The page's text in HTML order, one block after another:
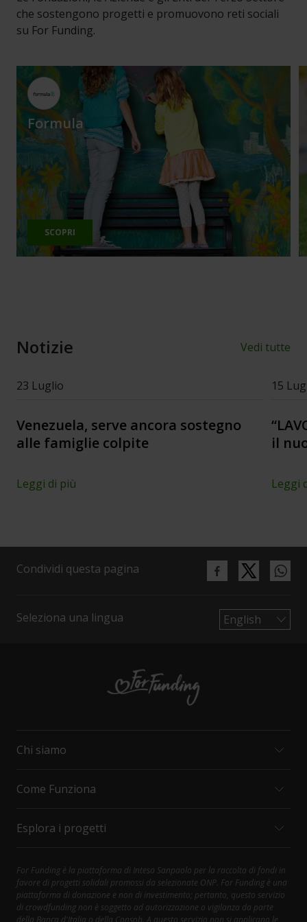
che sostengono progetti e promuovono reti sociali
su For Funding.
Formula
SCOPRI
Notizie Vedi tutte
23 Luglio
Venezuela, serve ancora sostegno
alle famiglie colpite
Leggi di più
15
il
Leggi
Condividi questa pagina
Seleziona una lingua
Chi siamo
MISSION E VALORI
INTESA SANPAOLO
Contattaci al 800.303.303; selezionare 1, poi 4
Come Funziona
COME FUNZIONA
FAQ
Esplora i progetti
SOCIAL CARE
HEALTH AND RESEARCH
DIVERSITY AND INCLUSION
For Funding è la piattaforma di Intesa Sanpaolo per la raccolta di fondi in
favore di progetti solidali promossi da selezionate ONP. For Funding è una
piattaforma di donazione e non di investimento; pertanto, questo servizio
di crowdfunding non è soggetto ad autorizzazione o vigilanza da parte